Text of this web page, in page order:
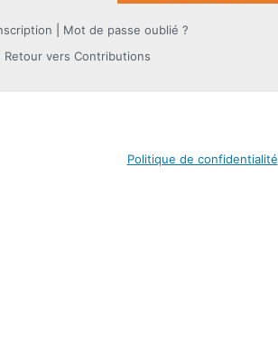
Mot de passe oublié ?
vers Contributions
Politique de confidentialité